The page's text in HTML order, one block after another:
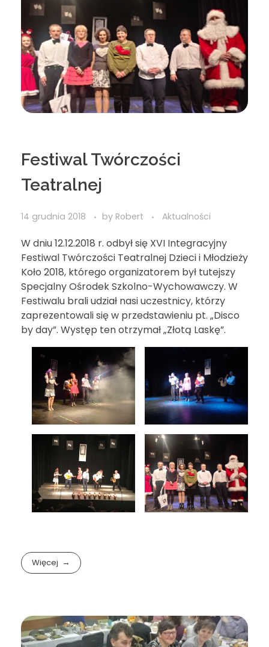
Festiwal Twórczości
Teatralnej
14 grudnia 2018 by Robert Aktualności
W dniu 12.12.2018 r. odbył się XVI Integracyjny
Festiwal Twórczości Teatralnej Dzieci i Młodzieży
Koło 2018, którego organizatorem był tutejszy
Specjalny Ośrodek Szkolno-Wychowawczy. W
Festiwalu brali udział nasi uczestnicy, którzy
zaprezentowali się w przedstawieniu pt. „Disco
by day”. Występ ten otrzymał „Złotą Laskę”.
Więcej